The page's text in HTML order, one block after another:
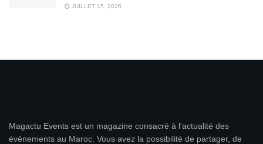
JUILLET 15, 2026
Magactu Events est un magazine consacré à l'actualité des
événements au Maroc. Vous avez la possibilité de partager, de